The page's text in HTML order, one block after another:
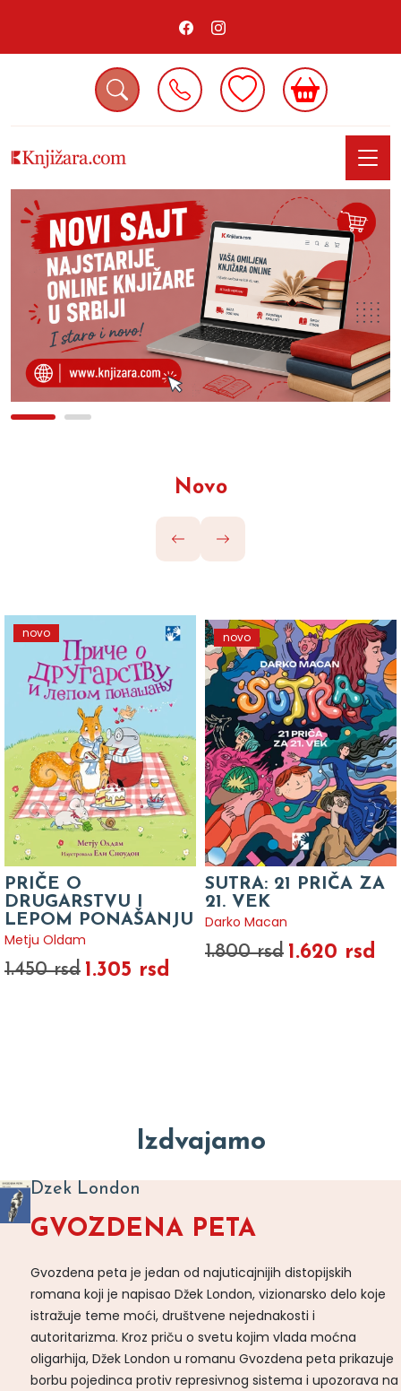
Novo
novo
PRIČE O
DRUGARSTVU I
LEPOM PONAŠANJU
Metju Oldam
1.450 rsd 1.305 rsd
novo
SUTRA: 21 PRIČA ZA
21. VEK
Darko Macan
1.800 rsd 1.620 rsd
Izdvajamo
Dzek London
GVOZDENA PETA
Gvozdena peta je jedan od najuticajnijih distopijskih
romana koji je napisao Džek London, vizionarsko delo koje
istražuje teme moći, društvene nejednakosti i
autoritarizma. Kroz priču o svetu kojim vlada moćna
oligarhija, Džek London u romanu Gvozdena peta prikazuje
borbu pojedinca protiv represivnog sistema i upozorava na